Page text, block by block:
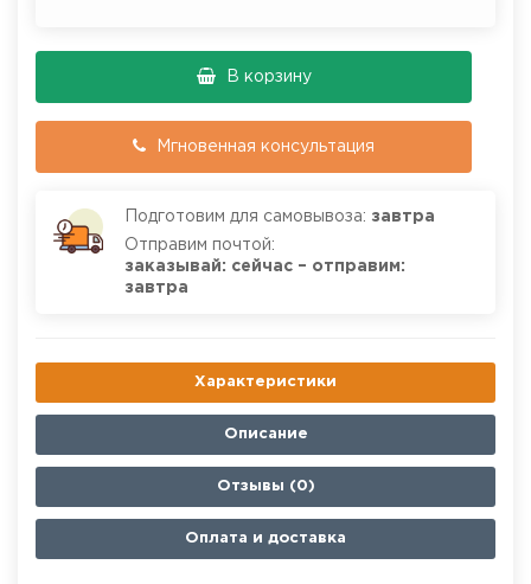
В корзину
Мгновенная консультация
Подготовим для самовывоза: завтра
Отправим почтой:
заказывай: сейчас – отправим:
завтра
Характеристики
Описание
Отзывы (0)
Оплата и доставка